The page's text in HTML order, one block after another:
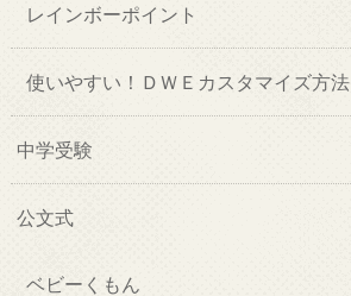
レインボーポイント
使いやすい！ＤＷＥカスタマイズ方法
中学受験
公文式
ベビーくもん